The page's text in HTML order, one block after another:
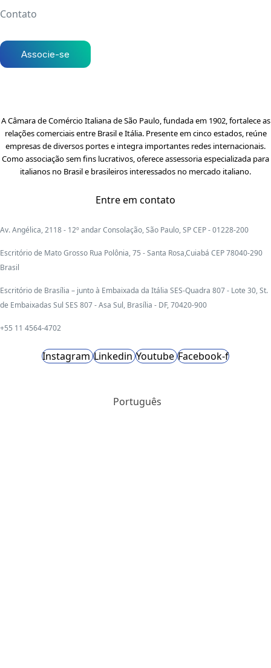
Contato
Associe-se
A Câmara de Comércio Italiana de São Paulo, fundada em 1902, fortalece as
relações comerciais entre Brasil e Itália. Presente em cinco estados, reúne
empresas de diversos portes e integra importantes redes internacionais.
Como associação sem fins lucrativos, oferece assessoria especializada para
italianos no Brasil e brasileiros interessados no mercado italiano.
Entre em contato
Av. Angélica, 2118 - 12º andar Consolação, São Paulo, SP CEP - 01228-200
Escritório de Mato Grosso Rua Polônia, 75 - Santa Rosa,Cuiabá CEP 78040-290
Brasil
Escritório de Brasília – junto à Embaixada da Itália SES-Quadra 807 - Lote 30, St.
de Embaixadas Sul SES 807 - Asa Sul, Brasília - DF, 70420-900
+55 11 4564-4702
Instagram Linkedin Youtube Facebook-f
Português